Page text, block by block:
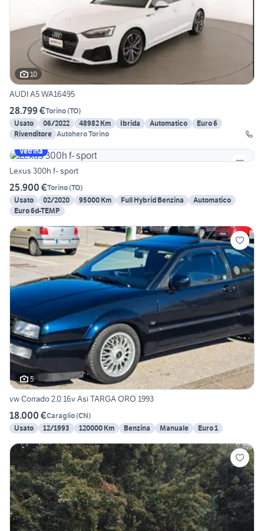
10
AUDI A5 WA16495
28.799 €Torino(TO)
Usato
06/2022 48982 Km Ibrida Automatico
Euro 6
Rivenditore Autohero Torino
Vetrina
Lexus 300h f- sport
25.900 €Torino(TO)
Usato
02/2020 95000 Km Full Hybrid Benzina
Automatico
Euro 6d-TEMP
5
vw Corrado 2.0 16v Asi TARGA ORO 1993
18.000 €Caraglio(CN)
Usato
12/1993 120000 Km Benzina Manuale Euro 1